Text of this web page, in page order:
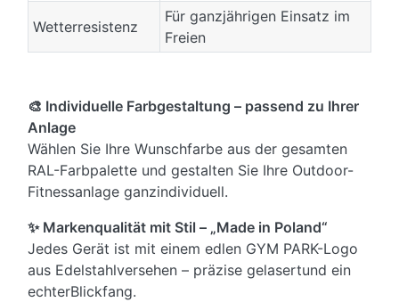
Wetterresistenz
Für ganzjährigen Einsatz im
Freien
🎨 Individuelle Farbgestaltung – passend zu Ihrer
Anlage
Wählen Sie Ihre Wunschfarbe aus der gesamten
RAL-Farbpalette und gestalten Sie Ihre Outdoor-
Fitnessanlage ganzindividuell.
✨ Markenqualität mit Stil – „Made in Poland“
Jedes Gerät ist mit einem edlen GYM PARK-Logo
aus Edelstahlversehen – präzise gelasertund ein
echterBlickfang.